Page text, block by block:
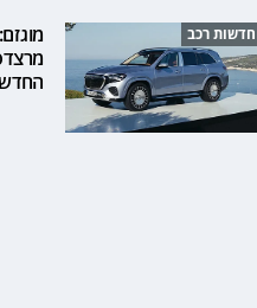
חדשות רכב